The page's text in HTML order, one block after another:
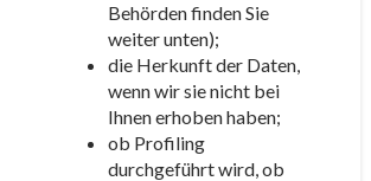
Behörden finden Sie
weiter unten);
die Herkunft der Daten,
wenn wir sie nicht bei
Ihnen erhoben haben;
ob Profiling
durchgeführt wird, ob